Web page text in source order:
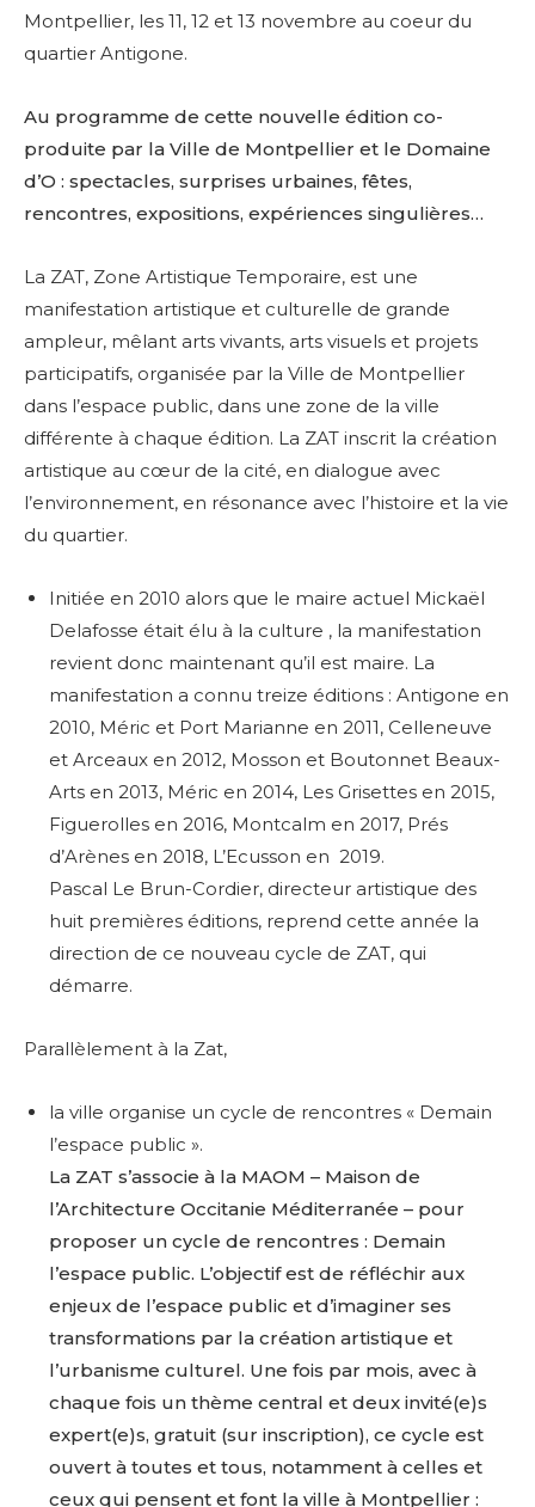
Montpellier, les 11, 12 et 13 novembre au coeur du
quartier Antigone.
Au programme de cette nouvelle édition co-
produite par la Ville de Montpellier et le Domaine
d’O : spectacles, surprises urbaines, fêtes,
rencontres, expositions, expériences singulières…
La ZAT, Zone Artistique Temporaire, est une
manifestation artistique et culturelle de grande
ampleur, mêlant arts vivants, arts visuels et projets
participatifs, organisée par la Ville de Montpellier
dans l’espace public, dans une zone de la ville
différente à chaque édition. La ZAT inscrit la création
artistique au cœur de la cité, en dialogue avec
l’environnement, en résonance avec l’histoire et la vie
du quartier.
Initiée en 2010 alors que le maire actuel Mickaël
Delafosse était élu à la culture , la manifestation
revient donc maintenant qu’il est maire. La
manifestation a connu treize éditions : Antigone en
2010, Méric et Port Marianne en 2011, Celleneuve
et Arceaux en 2012, Mosson et Boutonnet Beaux-
Arts en 2013, Méric en 2014, Les Grisettes en 2015,
Figuerolles en 2016, Montcalm en 2017, Prés
d’Arènes en 2018, L’Ecusson en 2019.
Pascal Le Brun-Cordier, directeur artistique des
huit premières éditions, reprend cette année la
direction de ce nouveau cycle de ZAT, qui
démarre.
Parallèlement à la Zat,
la ville organise un cycle de rencontres « Demain
l’espace public ».
La ZAT s’associe à la MAOM – Maison de
l’Architecture Occitanie Méditerranée – pour
proposer un cycle de rencontres : Demain
l’espace public. L’objectif est de réfléchir aux
enjeux de l’espace public et d’imaginer ses
transformations par la création artistique et
l’urbanisme culturel. Une fois par mois, avec à
chaque fois un thème central et deux invité(e)s
expert(e)s, gratuit (sur inscription), ce cycle est
ouvert à toutes et tous, notamment à celles et
ceux qui pensent et font la ville à Montpellier :